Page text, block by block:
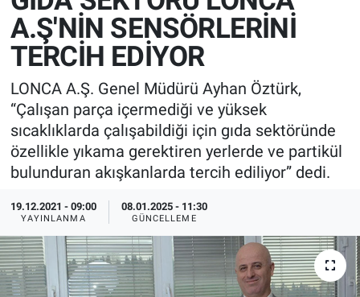
A.Ş'NİN SENSÖRLERİNİ
TERCİH EDİYOR
LONCA A.Ş. Genel Müdürü Ayhan Öztürk,
“Çalışan parça içermediği ve yüksek
sıcaklıklarda çalışabildiği için gıda sektöründe
özellikle yıkama gerektiren yerlerde ve partikül
bulunduran akışkanlarda tercih ediliyor” dedi.
19.12.2021 - 09:00
YAYINLANMA
08.01.2025 - 11:30
GÜNCELLEME
İnşaat ve Malzeme
HaberOrtak
EndüstriST
Enerjisini Üreten Fabrikalar
Endüstri 4.0 Uygulamaları
Ağır Sanayi Çözümleri